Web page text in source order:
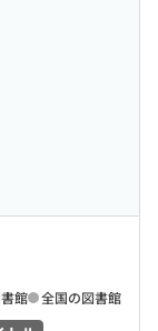
館 全国の図書館